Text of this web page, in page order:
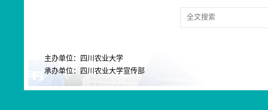
主办单位：四川农业大学
承办单位：四川农业大学宣传部